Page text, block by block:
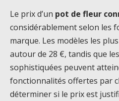
Le prix d’un pot de fleur
considérablement selon les
marque. Les modèles les
autour de 28 €, tandis que
sophistiquées peuvent
fonctionnalités offertes par
déterminer si le prix est